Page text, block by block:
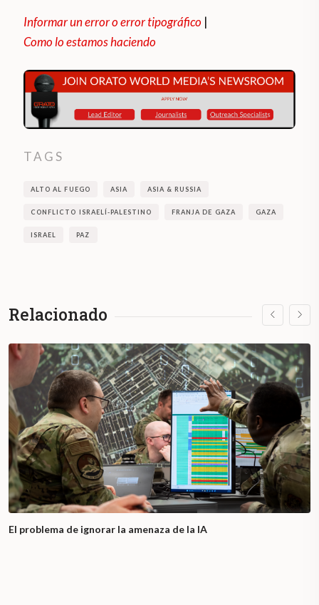
Informar un error o error tipográfico |
Como lo estamos haciendo
TAGS
ALTO AL FUEGO ASIA ASIA & RUSSIA
CONFLICTO ISRAELÍ-PALESTINO FRANJA DE GAZA GAZA
ISRAEL PAZ
Relacionado
El problema de ignorar la amenaza de la IA